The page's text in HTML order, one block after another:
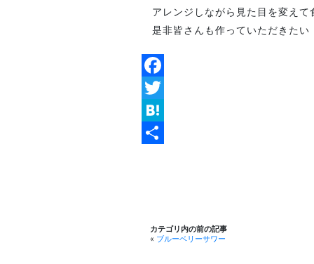
アレンジしながら見た目を変え
是非皆さんも作っていただきた
Facebook
Twitter
Hatena
カテゴリ内の前の記事
« ブルーベリーサワー